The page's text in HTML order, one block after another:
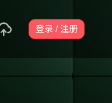
登录 / 注册